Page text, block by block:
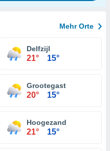
Mehr Orte
Delfzijl
21° 15°
Grootegast
20° 15°
Hoogezand
21° 15°